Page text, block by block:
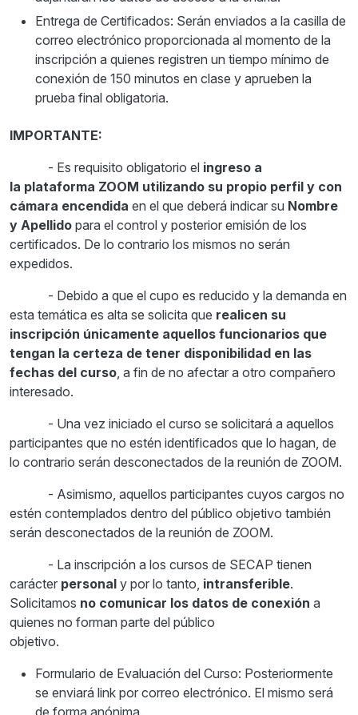
Entrega de Certificados: Serán enviados a la casilla de
correo electrónico proporcionada al momento de la
inscripción a quienes registren un tiempo mínimo de
conexión de 150 minutos en clase y aprueben la
prueba final obligatoria.
IMPORTANTE:
- Es requisito obligatorio el ingreso a
la plataforma ZOOM utilizando su propio perfil y con
cámara encendida en el que deberá indicar su Nombre
y Apellido para el control y posterior emisión de los
certificados. De lo contrario los mismos no serán
expedidos.
- Debido a que el cupo es reducido y la demanda en
esta temática es alta se solicita que realicen su
inscripción únicamente aquellos funcionarios que
tengan la certeza de tener disponibilidad en las
fechas del curso , a fin de no afectar a otro compañero
interesado.
- Una vez iniciado el curso se solicitará a aquellos
participantes que no estén identificados que lo hagan, de
lo contrario serán desconectados de la reunión de ZOOM.
- Asimismo, aquellos participantes cuyos cargos no
estén contemplados dentro del público objetivo también
serán desconectados de la reunión de ZOOM.
- La inscripción a los cursos de SECAP tienen
carácter personal y por lo tanto, intransferible.
Solicitamos no comunicar los datos de conexión a
quienes no forman parte del público
objetivo.
Formulario de Evaluación del Curso: Posteriormente
se enviará link por correo electrónico. El mismo será
de forma anónima.